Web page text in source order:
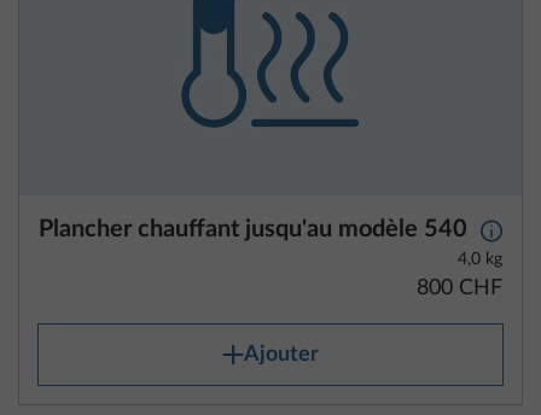
Plancher chauffant jusqu'au modèle 540 Plus
4,0 kg
800 CHF
Ajouter